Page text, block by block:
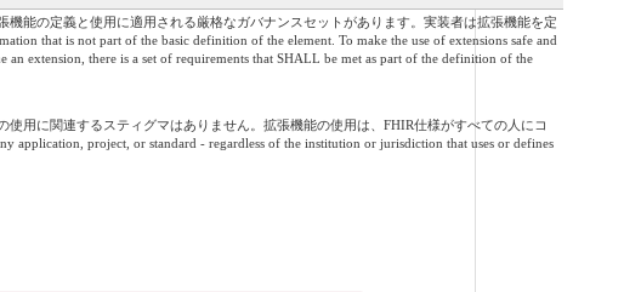
能の定義と使用に適用される厳格なガバナンスセットがあります。実装者は拡張機能を定
that is not part of the basic definition of the element. To make the use of extensions safe and
extension, there is a set of requirements that SHALL be met as part of the definition of the
用に関連するスティグマはありません。拡張機能の使用は、FHIR仕様がすべての人にコ
application, project, or standard - regardless of the institution or jurisdiction that uses or defines